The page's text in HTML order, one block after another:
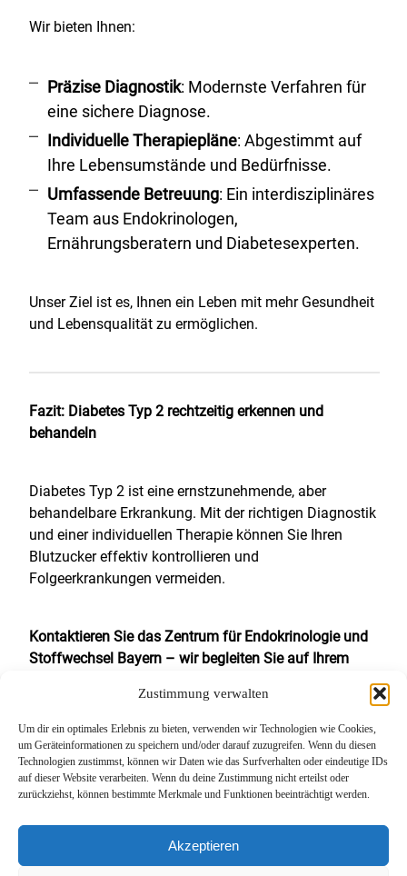
Zustimmung verwalten
Um dir ein optimales Erlebnis zu bieten, verwenden wir Technologien wie Cookies,
um Geräteinformationen zu speichern und/oder darauf zuzugreifen. Wenn du diesen
Technologien zustimmst, können wir Daten wie das Surfverhalten oder eindeutige IDs
auf dieser Website verarbeiten. Wenn du deine Zustimmung nicht erteilst oder
zurückziehst, können bestimmte Merkmale und Funktionen beeinträchtigt werden.
Akzeptieren
Wir bieten Ihnen:
Präzise Diagnostik: Modernste Verfahren für
eine sichere Diagnose.
Individuelle Therapiepläne: Abgestimmt auf
Ihre Lebensumstände und Bedürfnisse.
Umfassende Betreuung: Ein interdisziplinäres
Team aus Endokrinologen,
Ernährungsberatern und Diabetesexperten.
Unser Ziel ist es, Ihnen ein Leben mit mehr Gesundheit
und Lebensqualität zu ermöglichen.
Fazit: Diabetes Typ 2 rechtzeitig erkennen und
behandeln
Diabetes Typ 2 ist eine ernstzunehmende, aber
behandelbare Erkrankung. Mit der richtigen Diagnostik
und einer individuellen Therapie können Sie Ihren
Blutzucker effektiv kontrollieren und
Folgeerkrankungen vermeiden.
Kontaktieren Sie das Zentrum für Endokrinologie und
Stoffwechsel Bayern – wir begleiten Sie auf Ihrem
Zentrum für Endokrinologie und Stoffwechsel